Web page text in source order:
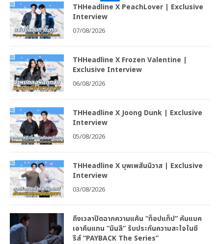
THHeadline X PeachLover | Exclusive
Interview
07/08/2026
THHeadline X Frozen Valentine |
Exclusive Interview
06/08/2026
THHeadline X Joong Dunk | Exclusive
Interview
05/08/2026
THHeadline X บุพเพสันนิวาส | Exclusive
Interview
03/08/2026
ถึงเวลาปิดฉากความแค้น “ท็อปแท็ป” คัมแบค
เอาคืนแทน “มินลี” รับประกันความสะใจในซี
รีส์ “PAYBACK The Series”